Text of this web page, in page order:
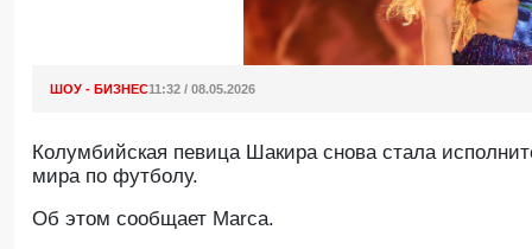
ШОУ - БИЗНЕС11:32 / 08.05.2026
Колумбийская певица Шакира снова стала
мира по футболу.
Oб этом сообщает Marca.